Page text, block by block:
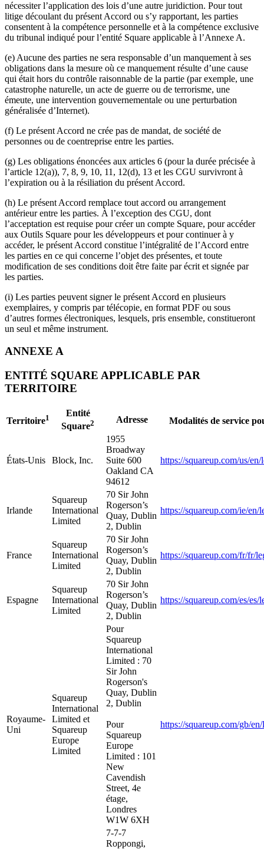
nécessiter l’application des lois d’une autre juridiction. Pour tout
litige découlant du présent Accord ou s’y rapportant, les parties
consentent à la compétence personnelle et à la compétence exclusive
du tribunal indiqué pour l’entité Square applicable à l’Annexe A.
(e) Aucune des parties ne sera responsable d’un manquement à ses
obligations dans la mesure où ce manquement résulte d’une cause
qui était hors du contrôle raisonnable de la partie (par exemple, une
catastrophe naturelle, un acte de guerre ou de terrorisme, une
émeute, une intervention gouvernementale ou une perturbation
généralisée d’Internet).
(f) Le présent Accord ne crée pas de mandat, de société de
personnes ou de coentreprise entre les parties.
(g) Les obligations énoncées aux articles 6 (pour la durée précisée à
l’article 12(a)), 7, 8, 9, 10, 11, 12(d), 13 et les CGU survivront à
l’expiration ou à la résiliation du présent Accord.
(h) Le présent Accord remplace tout accord ou arrangement
antérieur entre les parties. À l’exception des CGU, dont
l’acceptation est requise pour créer un compte Square, pour accéder
aux Outils Square pour les développeurs et pour continuer à y
accéder, le présent Accord constitue l’intégralité de l’Accord entre
les parties en ce qui concerne l’objet des présentes, et toute
modification de ses conditions doit être faite par écrit et signée par
les parties.
(i) Les parties peuvent signer le présent Accord en plusieurs
exemplaires, y compris par télécopie, en format PDF ou sous
d’autres formes électroniques, lesquels, pris ensemble, constitueront
un seul et même instrument.
ANNEXE A
ENTITÉ SQUARE APPLICABLE PAR
TERRITOIRE
Territoire1
Entité
Square2 Adresse Modalités de service
États-Unis Block, Inc.
1955
Broadway
Suite 600
Oakland CA
94612
https://squareup.com/us/
Irlande
Squareup
International
Limited
70 Sir John
Rogerson’s
Quay, Dublin
2, Dublin
https://squareup.com/ie/en/
France
Squareup
International
Limited
70 Sir John
Rogerson’s
Quay, Dublin
2, Dublin
https://squareup.com/fr/fr/
Espagne
Squareup
International
Limited
70 Sir John
Rogerson’s
Quay, Dublin
2, Dublin
https://squareup.com/es/es/
Royaume-
Uni
Squareup
International
Limited et
Squareup
Europe
Limited
Pour
Squareup
International
Limited : 70
Sir John
Rogerson's
Quay, Dublin
2, Dublin
Pour
Squareup
Europe
Limited : 101
New
Cavendish
Street, 4e
étage,
Londres
W1W 6XH
https://squareup.com/gb/
7-7-7
Roppongi,